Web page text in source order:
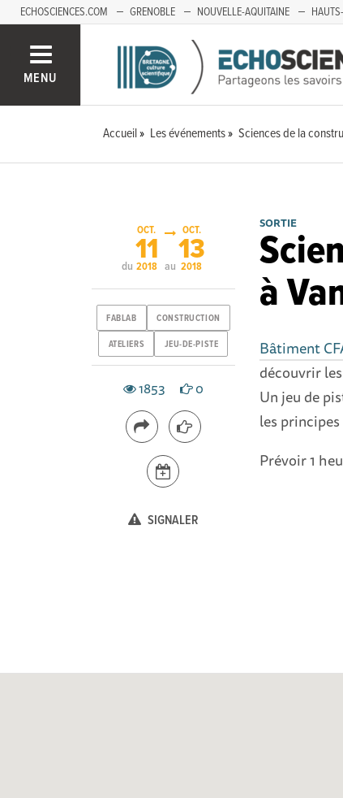
ECHOSCIENCES.COM GRENOBLE NOUVELLE-AQUITAINE
MENU
Accueil Les événements Sciences de la
SORTIE
à
Bâtiment
découvrir
Un jeu de
les
Prévoir 1
du
OCT.
11
2018 au
OCT.
13
2018
FABLAB CONSTRUCTION
ATELIERS JEU-DE-PISTE
1853 0
SIGNALER